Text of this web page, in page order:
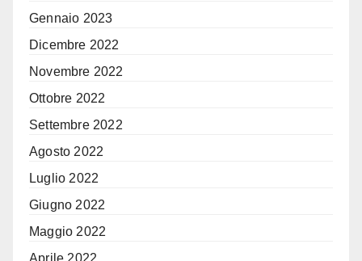
Gennaio 2023
Dicembre 2022
Novembre 2022
Ottobre 2022
Settembre 2022
Agosto 2022
Luglio 2022
Giugno 2022
Maggio 2022